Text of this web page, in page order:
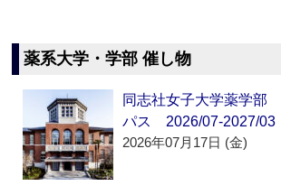
薬系大学・学部 催し物
同志社女子大学薬学部
パス 2026/07-2027/03
2026年07月17日 (金)